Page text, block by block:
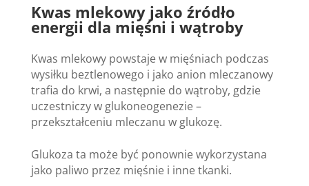
Kwas mlekowy jako źródło
energii dla mięśni i wątroby
Kwas mlekowy powstaje w mięśniach podczas
wysiłku beztlenowego i jako anion mleczanowy
trafia do krwi, a następnie do wątroby, gdzie
uczestniczy w glukoneogenezie –
przekształceniu mleczanu w glukozę.
Glukoza ta może być ponownie wykorzystana
jako paliwo przez mięśnie i inne tkanki.